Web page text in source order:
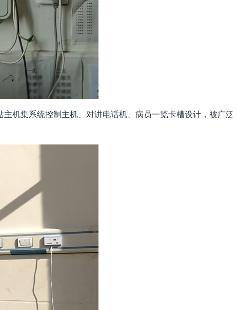
机集系统控制主机、对讲电话机、病员一览卡槽设计，被广泛